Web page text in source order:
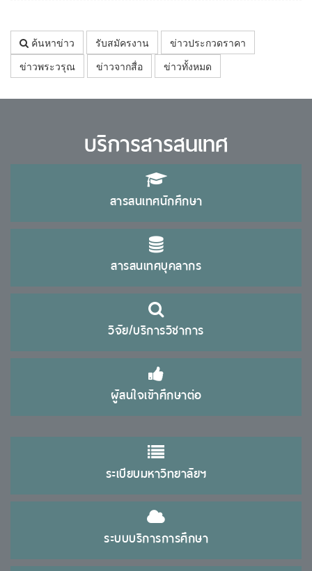
ค้นหาข่าว รับสมัครงาน
ข่าวประกวดราคา
ข่าวพระวรุณ
ข่าวจากสื่อ ข่าวทั้งหมด
บริการสารสนเทศ
สารสนเทศนักศึกษา
สารสนเทศบุคลากร
วิจัย/บริการวิชาการ
ผู้สนใจเข้าศึกษาต่อ
ระเบียบมหาวิทยาลัยฯ
ระบบบริการการศึกษา